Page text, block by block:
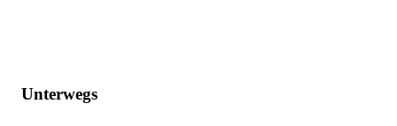
Unterwegs